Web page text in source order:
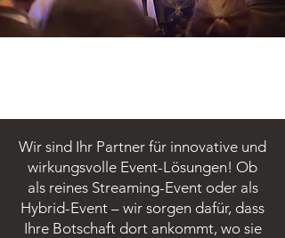
Wir sind Ihr Partner für innovative und
wirkungsvolle Event-Lösungen! Ob
als reines Streaming-Event oder als
Hybrid-Event – wir sorgen dafür, dass
Ihre Botschaft dort ankommt, wo sie